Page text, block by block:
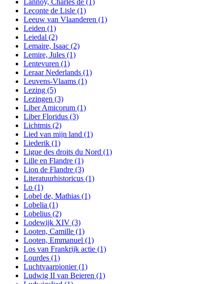
Lannoy, Charles de (1)
Leconte de Lisle (1)
Leeuw van Vlaanderen (1)
Leiden (1)
Leiedal (2)
Lemaire, Isaac (2)
Lemire, Jules (1)
Lentevuren (1)
Leraar Nederlands (1)
Leuvens-Vlaams (1)
Lezing (5)
Lezingen (3)
Liber Amicorum (1)
Liber Floridus (3)
Lichtmis (2)
Lied van mijn land (1)
Liederik (1)
Ligue des droits du Nord (1)
Lille en Flandre (1)
Lion de Flandre (3)
Literatuurhistoricus (1)
Lo (1)
Lobel de, Mathias (1)
Lobelia (1)
Lobelius (2)
Lodewijk XIV (3)
Looten, Camille (1)
Looten, Emmanuel (1)
Los van Frankrijk actie (1)
Lourdes (1)
Luchtvaarpionier(1)
Ludwig II van Beieren (1)